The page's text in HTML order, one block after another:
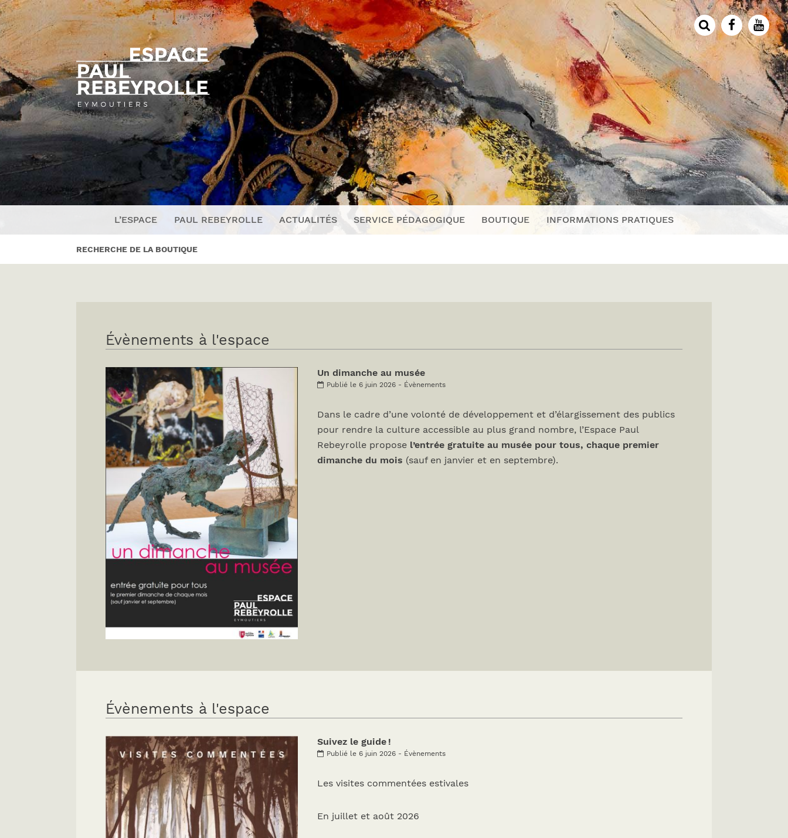
L’ESPACE PAUL REBEYROLLE ACTUALITÉS SERVICE PÉDAGOGIQUE BOUTIQUE INFORMATIONS PRATIQUES
RECHERCHE DE LA BOUTIQUE
Évènements à l'espace
Un dimanche au musée
Publié le 6 juin 2026 - Évènements
Dans le cadre d’une volonté de développement et d’élargissement des publics
pour rendre la culture accessible au plus grand nombre, l’Espace Paul
Rebeyrolle propose l’entrée gratuite au musée pour tous, chaque premier
dimanche du mois (sauf en janvier et en septembre).
Évènements à l'espace
Suivez le guide !
Publié le 6 juin 2026 - Évènements
Les visites commentées estivales
En juillet et août 2026